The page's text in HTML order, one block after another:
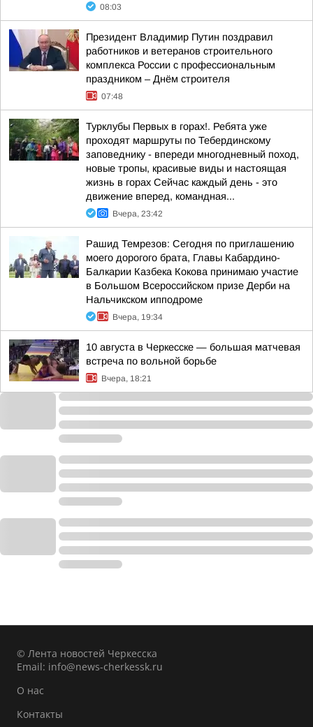
08:03
Президент Владимир Путин поздравил
работников и ветеранов строительного
комплекса России с профессиональным
праздником – Днём строителя
07:48
Турклубы Первых в горах!. Ребята уже
проходят маршруты по Тебердинскому
заповеднику - впереди многодневный поход,
новые тропы, красивые виды и настоящая
жизнь в горах Сейчас каждый день - это
движение вперед, командная...
Вчера, 23:42
Рашид Темрезов: Сегодня по приглашению
моего дорогого брата, Главы Кабардино-
Балкарии Казбека Кокова принимаю участие
в Большом Всероссийском призе Дерби на
Нальчикском ипподроме
Вчера, 19:34
10 августа в Черкесске — большая матчевая
встреча по вольной борьбе
Вчера, 18:21
© Лента новостей Черкесска
Email: info@news-cherkessk.ru
О нас
Контакты